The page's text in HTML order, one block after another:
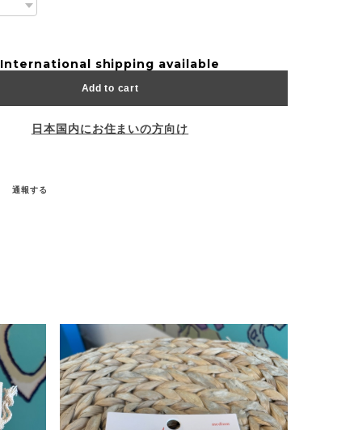
International shipping available
Add to cart
日本国内にお住まいの方向け
通報する